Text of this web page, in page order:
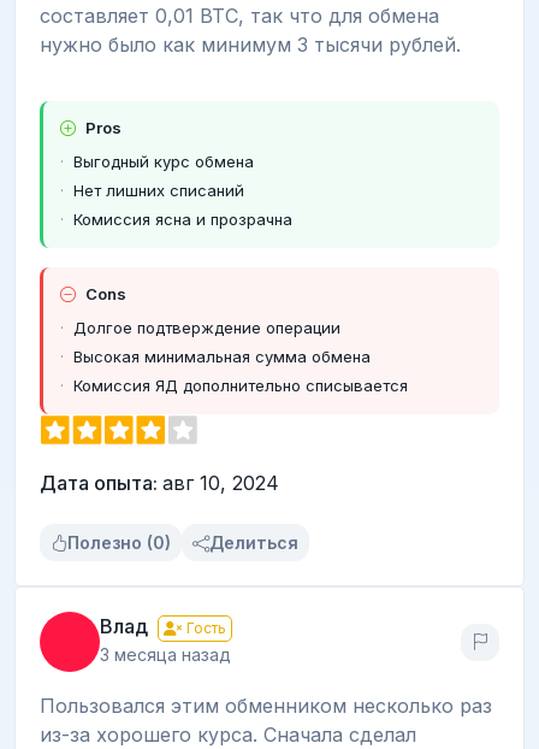
составляет 0,01 ВТС, так что для обмена
нужно было как минимум 3 тысячи рублей.
Pros
Выгодный курс обмена
Нет лишних списаний
Комиссия ясна и прозрачна
Cons
Долгое подтверждение операции
Высокая минимальная сумма обмена
Комиссия ЯД дополнительно списывается
Дата опыта: авг 10, 2024
Полезно (0) Делиться
Влад Гость
3 месяца назад
Пользовался этим обменником несколько раз
из-за хорошего курса. Сначала сделал